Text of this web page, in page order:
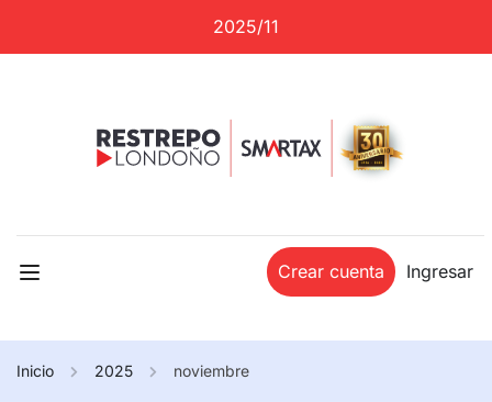
2025/11
Crear cuenta Ingresar
Inicio 2025 noviembre